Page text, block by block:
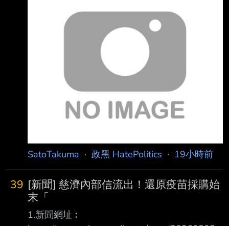
SatoTakuma · 政黑 HatePolitics · 19小時前
39 [新聞] 慈濟內部信流出！還原疫苗採購始
末「
1.新聞網址︰